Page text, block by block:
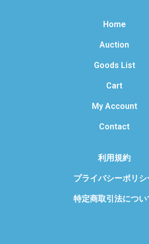
Home
Auction
Goods List
Cart
My Account
Contact
利用規約
プライバシーポリシ
特定商取引法につい